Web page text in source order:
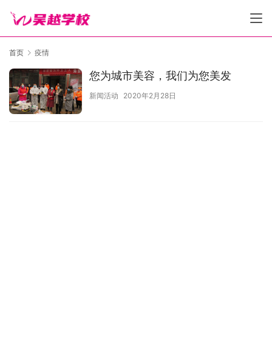
首页 疫情
您为城市美容，我们为您美发
新闻活动 2020年2月28日